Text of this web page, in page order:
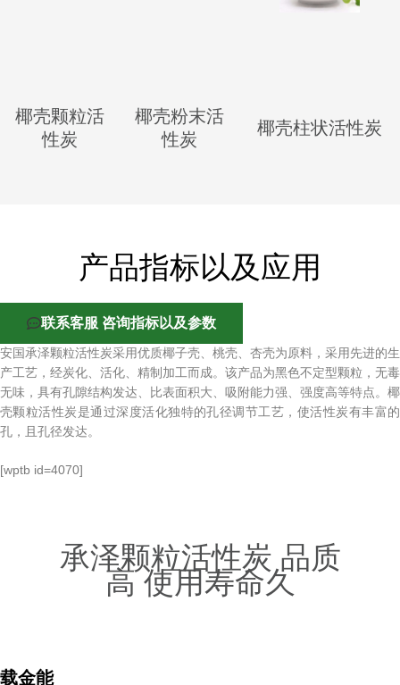
椰壳颗粒活
性炭
椰壳粉末活
性炭
椰壳柱状活性炭
产品指标以及应用
联系客服 咨询指标以及参数
安国承泽颗粒活性炭采用优质椰子壳、桃壳、杏壳为原料，采用先进的生
产工艺，经炭化、活化、精制加工而成。该产品为黑色不定型颗粒，无毒
无味，具有孔隙结构发达、比表面积大、吸附能力强、强度高等特点。椰
壳颗粒活性炭是通过深度活化独特的孔径调节工艺，使活性炭有丰富的
孔，且孔径发达。
[wptb id=4070]
承泽颗粒活性炭 品质
高 使用寿命久
载金能